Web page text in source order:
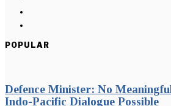
POPULAR
Defence Minister: No
Indo-Pacific Dialogue Possible